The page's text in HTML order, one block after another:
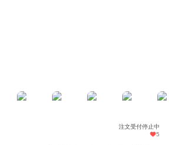
注文受付停止中
5